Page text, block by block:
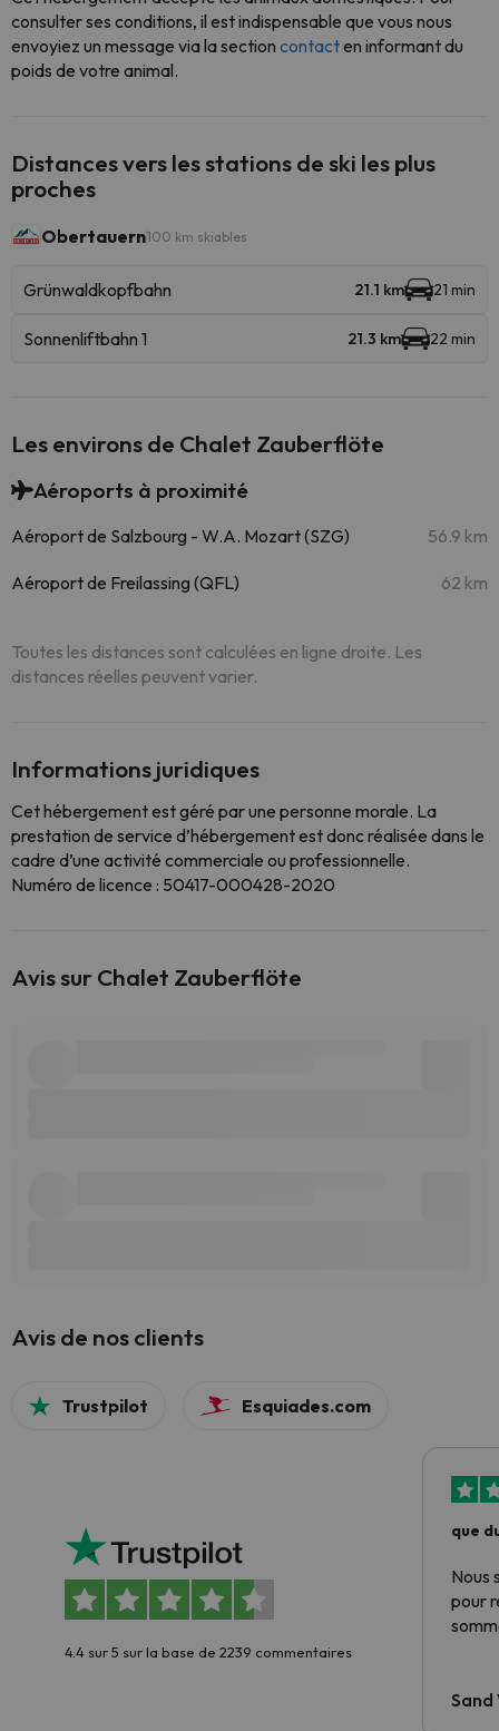
consulter ses conditions, il est indispensable que vous nous
envoyiez un message via la section contacten informant du
poids de votre animal.
Distances vers les stations de ski les plus
proches
Obertauern100 km skiables
Grünwaldkopfbahn 21.1 km 21 min
Sonnenliftbahn 1 21.3 km 22 min
Les environs de Chalet Zauberflöte
Aéroports à proximité
Aéroport de Salzbourg - W.A. Mozart (SZG) 56.9 km
Aéroport de Freilassing (QFL) 62 km
Toutes les distances sont calculées en ligne droite. Les
distances réelles peuvent varier.
Informations juridiques
Cet hébergement est géré par une personne morale. La
prestation de service d’hébergement est donc réalisée dans le
cadre d’une activité commerciale ou professionnelle.
Numéro de licence : 50417-000428-2020
Avis sur Chalet Zauberflöte
Avis de nos clients
Trustpilot Esquiades.com
4.4 sur 5 sur la base de 2239 commentaires
que
Nous
pour
Sand